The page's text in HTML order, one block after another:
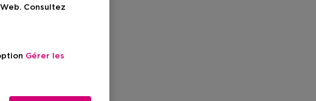
Consultez
Gérer les